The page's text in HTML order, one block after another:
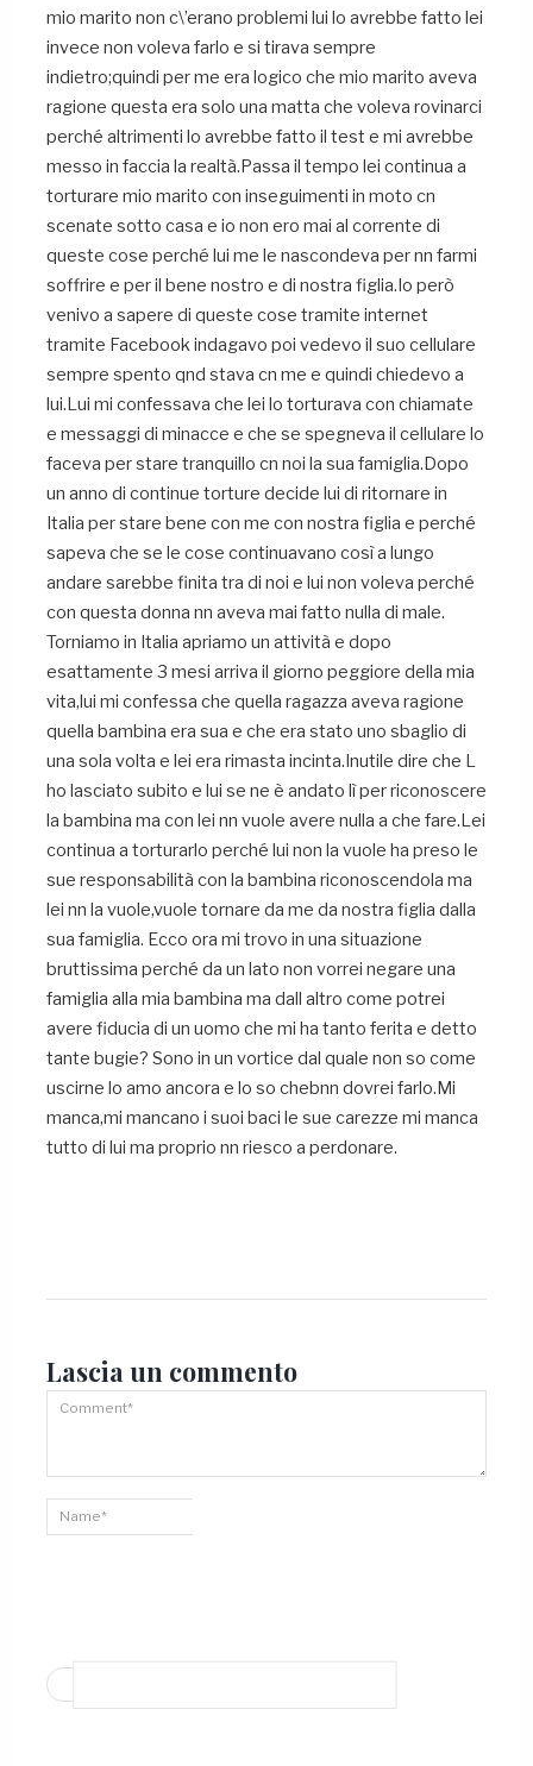
mio marito non c\’erano problemi lui lo avrebbe fatto lei
invece non voleva farlo e si tirava sempre
indietro;quindi per me era logico che mio marito aveva
ragione questa era solo una matta che voleva rovinarci
perché altrimenti lo avrebbe fatto il test e mi avrebbe
messo in faccia la realtà.Passa il tempo lei continua a
torturare mio marito con inseguimenti in moto cn
scenate sotto casa e io non ero mai al corrente di
queste cose perché lui me le nascondeva per nn farmi
soffrire e per il bene nostro e di nostra figlia.Io però
venivo a sapere di queste cose tramite internet
tramite Facebook indagavo poi vedevo il suo cellulare
sempre spento qnd stava cn me e quindi chiedevo a
lui.Lui mi confessava che lei lo torturava con chiamate
e messaggi di minacce e che se spegneva il cellulare lo
faceva per stare tranquillo cn noi la sua famiglia.Dopo
un anno di continue torture decide lui di ritornare in
Italia per stare bene con me con nostra figlia e perché
sapeva che se le cose continuavano così a lungo
andare sarebbe finita tra di noi e lui non voleva perché
con questa donna nn aveva mai fatto nulla di male.
Torniamo in Italia apriamo un attività e dopo
esattamente 3 mesi arriva il giorno peggiore della mia
vita,lui mi confessa che quella ragazza aveva ragione
quella bambina era sua e che era stato uno sbaglio di
una sola volta e lei era rimasta incinta.Inutile dire che L
ho lasciato subito e lui se ne è andato lì per riconoscere
la bambina ma con lei nn vuole avere nulla a che fare.Lei
continua a torturarlo perché lui non la vuole ha preso le
sue responsabilità con la bambina riconoscendola ma
lei nn la vuole,vuole tornare da me da nostra figlia dalla
sua famiglia. Ecco ora mi trovo in una situazione
bruttissima perché da un lato non vorrei negare una
famiglia alla mia bambina ma dall altro come potrei
avere fiducia di un uomo che mi ha tanto ferita e detto
tante bugie? Sono in un vortice dal quale non so come
uscirne lo amo ancora e lo so chebnn dovrei farlo.Mi
manca,mi mancano i suoi baci le sue carezze mi manca
tutto di lui ma proprio nn riesco a perdonare.
Lascia un commento